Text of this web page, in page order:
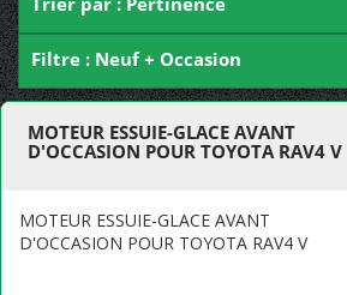
Filtre : Neuf + Occasion
MOTEUR ESSUIE-GLACE AVANT
D'OCCASION POUR TOYOTA RAV4 V
MOTEUR ESSUIE-GLACE AVANT
D'OCCASION POUR TOYOTA RAV4 V